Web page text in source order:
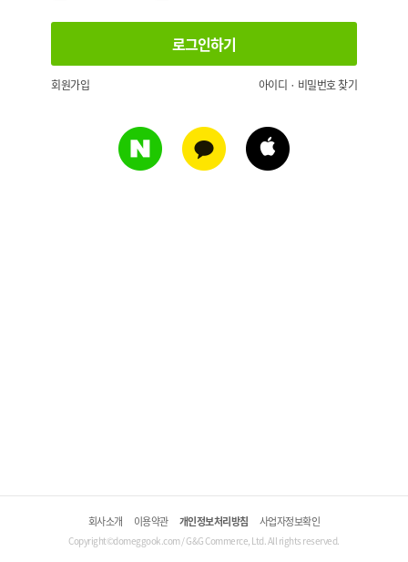
회원가입 아이디 · 비밀번호 찾기
회사소개 이용약관 개인정보처리방침 사업자정보확인
Copyright©domeggook.com / G&G Commerce, Ltd. All rights reserved.